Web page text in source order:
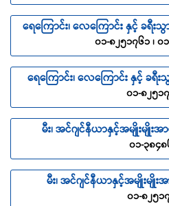
ရေကြောင်း၊ လေကြောင်း နှင့် ခ
၀၁-၈၂၅၁၇၆၁ ၊ ၀
ရေကြောင်း၊ လေကြောင်း နှင့် ခရီ
၀၁-၈၂၅၁
မီး၊ အင်ဂျင်နီယာနှင့်အမျိုးမ
၀၁-၃၈၄
မီး၊ အင်ဂျင်နီယာနှင့်အမျိုးမျိုး
၀၁-၈၂၅၁